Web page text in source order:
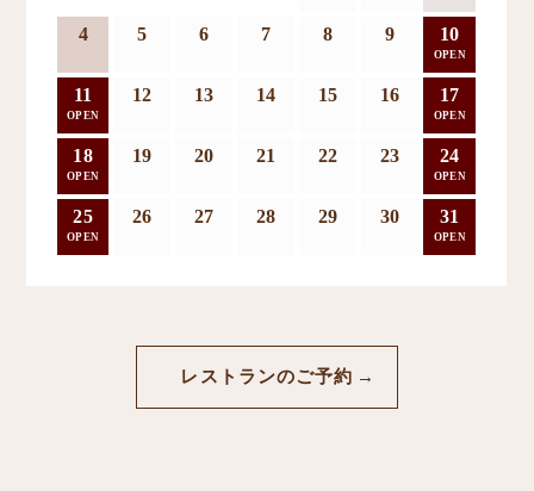
4 5 6 7 8 9 10
OPEN
11
OPEN
12 13 14 15 16 17
OPEN
18
OPEN
19 20 21 22 23 24
OPEN
25
OPEN
26 27 28 29 30 31
OPEN
レストランのご予約